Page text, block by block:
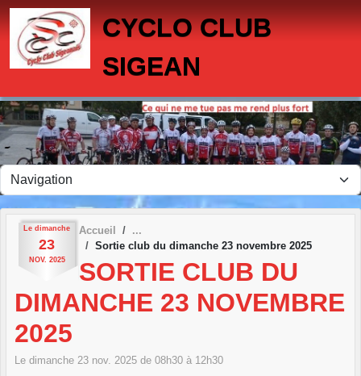
CYCLO CLUB
SIGEAN
Le dimanche
23
NOV. 2025
Accueil
Sortie club du dimanche 23 novembre 2025
SORTIE CLUB DU
DIMANCHE 23 NOVEMBRE
2025
Le dimanche 23 nov. 2025 de 08h30 à 12h30
Panneau de gestion des cookies